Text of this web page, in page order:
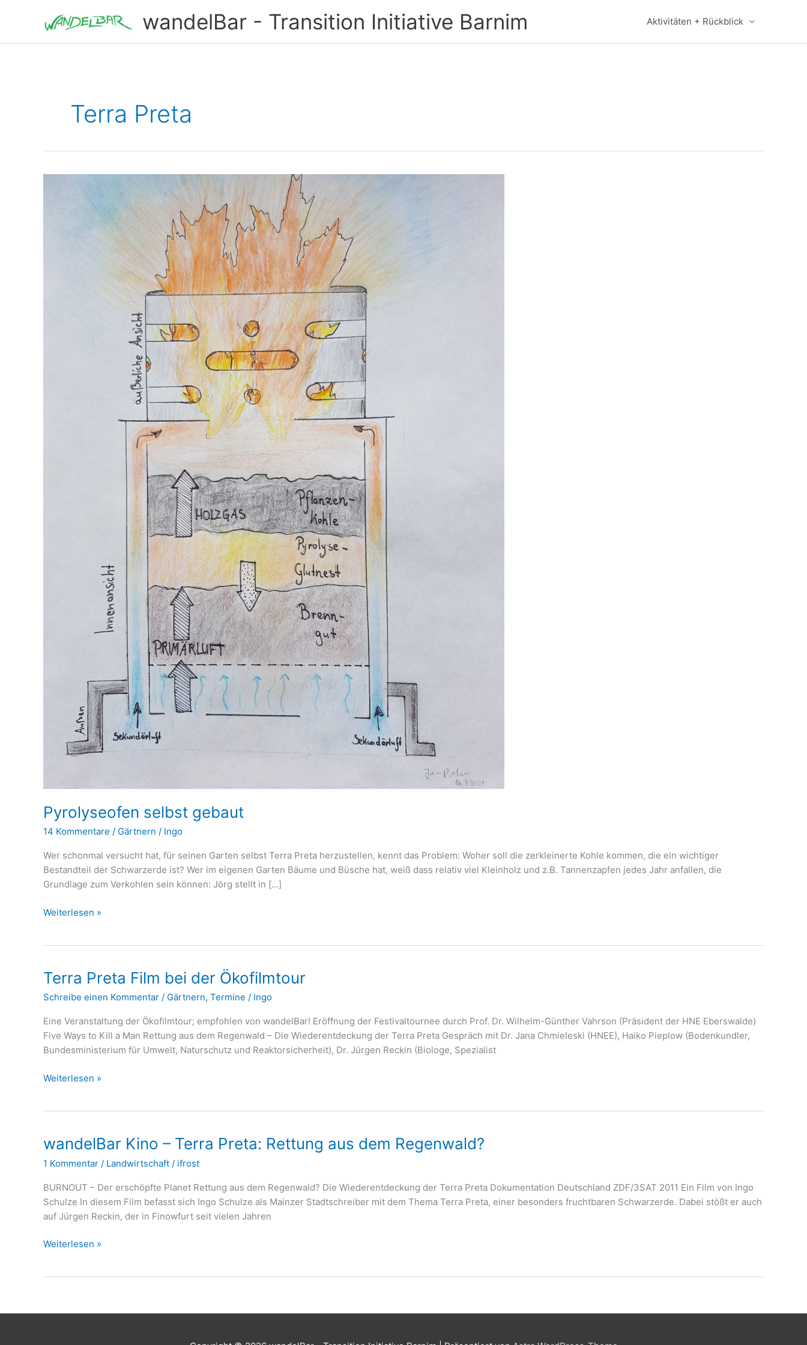
wandelBar - Transition Initiative Barnim Aktivitäten + Rückblick
Terra Preta
Pyrolyseofen selbst gebaut
14 Kommentare / Gärtnern / Ingo
Wer schonmal versucht hat, für seinen Garten selbst Terra Preta herzustellen, kennt das Problem: Woher soll die zerkleinerte Kohle kommen, die ein wichtiger
Bestandteil der Schwarzerde ist? Wer im eigenen Garten Bäume und Büsche hat, weiß dass relativ viel Kleinholz und z.B. Tannenzapfen jedes Jahr anfallen, die
Grundlage zum Verkohlen sein können: Jörg stellt in […]
Pyrolyseofen
Weiterlesen »
Terra Preta Film bei der Ökofilmtour
Schreibe einen Kommentar / Gärtnern, Termine / Ingo
Eine Veranstaltung der Ökofilmtour; empfohlen von wandelBar! Eröffnung der Festivaltournee durch Prof. Dr. Wilhelm-Günther Vahrson (Präsident der HNE Eberswalde)
Five Ways to Kill a Man Rettung aus dem Regenwald – Die Wiederentdeckung der Terra Preta Gespräch mit Dr. Jana Chmieleski (HNEE), Haiko Pieplow (Bodenkundler,
Bundesministerium für Umwelt, Naturschutz und Reaktorsicherheit), Dr. Jürgen Reckin (Biologe, Spezialist
Terra
Ökofilmtour
Weiterlesen »
wandelBar Kino – Terra Preta: Rettung aus dem Regenwald?
1 Kommentar / Landwirtschaft / ifrost
BURNOUT – Der erschöpfte Planet Rettung aus dem Regenwald? Die Wiederentdeckung der Terra Preta Dokumentation Deutschland ZDF/3SAT 2011 Ein Film von Ingo
Schulze In diesem Film befasst sich Ingo Schulze als Mainzer Stadtschreiber mit dem Thema Terra Preta, einer besonders fruchtbaren Schwarzerde. Dabei stößt er auch
auf Jürgen Reckin, der in Finowfurt seit vielen Jahren
wandelBar
Rettung
Weiterlesen »